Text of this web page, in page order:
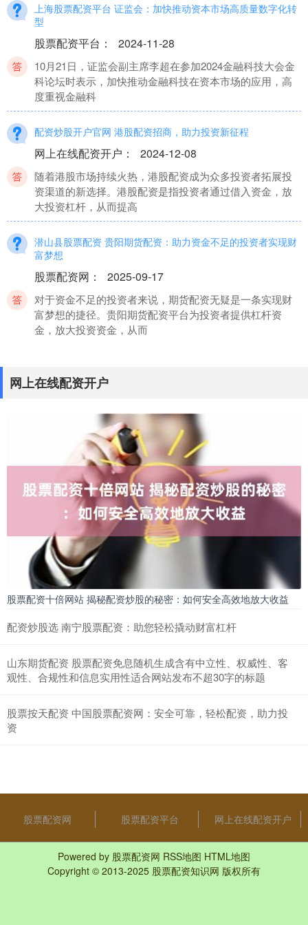
上海股票配资平台 证监会：加快推动资本市场高质量数字化转
型
股票配资平台 ： 2024-11-28
10月21日，证监会副主席李超在参加2024金融科技大会金
科论坛时表示，加快推动金融科技在资本市场的应用，高
度重视金融科
配资炒股开户官网 港股配资招商，助力投资新征程
网上在线配资开户 ： 2024-12-08
随着港股市场持续火热，港股配资成为众多投资者拓展投
资渠道的新选择。港股配资是指投资者通过借入资金，放
大投资杠杆，从而提高
潜山县股票配资 贵阳期货配资：助力资金不足的投资者实现财
富梦想
股票配资网 ： 2025-09-17
对于资金不足的投资者来说，期货配资无疑是一条实现财
富梦想的捷径。贵阳期货配资平台为投资者提供杠杆资
金，放大投资资金，从而
股票配资网： 2026-06-30
的特性而备受投资者关注。然而，选择一家正规、安全的
杠杆炒股平台至关重要
股票配资有哪些 解锁炒股财富密码：优秀炒股配资门户，助你
股票配资网： 2025-01-25
在当今快节奏的金融市场中，炒股配资已成为投资者提升
收益的有效方式。然而，选择一个可靠且专业的炒股配资
门户至关重要。 1.
网上在线配资开户
股票配资十倍网站 揭秘配资炒股的秘密：如何安全高效地放大收益
配资炒股选 南宁股票配资：助您轻松撬动财富杠杆
山东期货配资 股票配资免息随机生成含有中立性、权威性、客
观性、合规性和信息实用性适合网站发布不超30字的标题
股票按天配资 中国股票配资网：安全可靠，轻松配资，助力投
资
股票配资网 股票配资平台 网上在线配资开户
Powered by 股票配资网 RSS地图 HTML地图
Copyright © 2013-2025 股票配资知识网 版权所有